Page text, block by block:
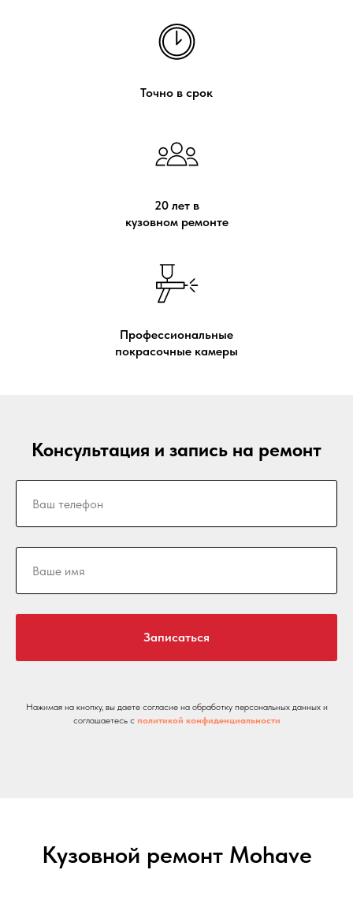
Точно в срок
20 лет в
кузовном ремонте
Профессиональные
покрасочные камеры
Консультация и запись на ремонт
Записаться
Нажимая на кнопку, вы даете согласие на обработку персональных данных и
соглашаетесь c политикой конфиденциальности
Кузовной ремонт Mohave